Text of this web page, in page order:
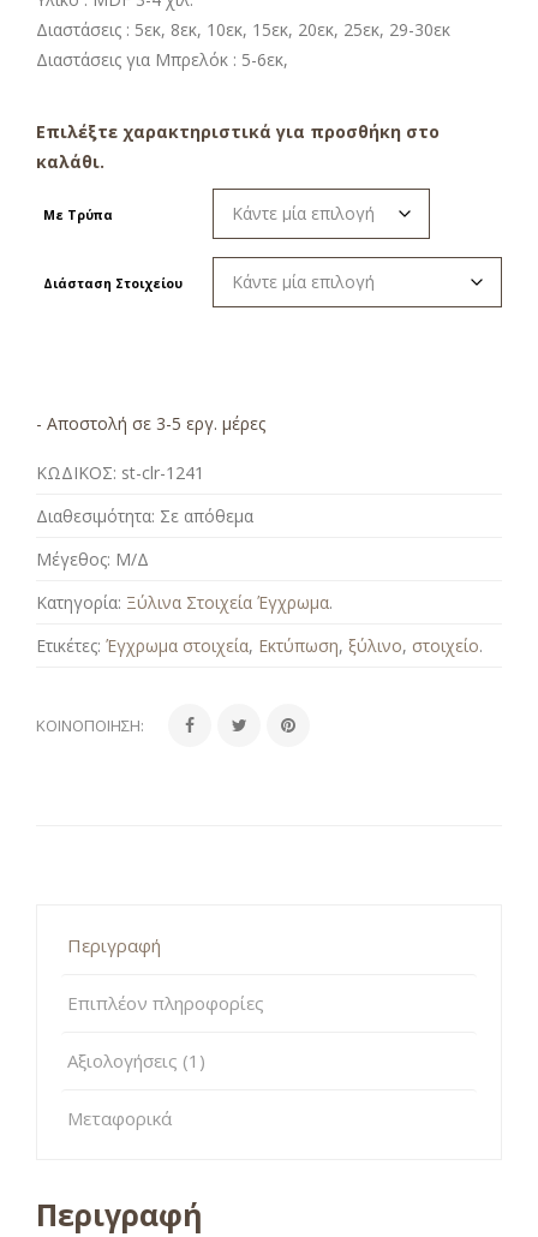
Διαστάσεις : 5εκ, 8εκ, 10εκ, 15εκ, 20εκ, 25εκ, 29-30εκ
Διαστάσεις για Μπρελόκ : 5-6εκ,
Επιλέξτε χαρακτηριστικά για προσθήκη στο
καλάθι.
Με Τρύπα
Διάσταση Στοιχείου
- Αποστολή σε 3-5 εργ. μέρες
ΚΩΔΙΚΟΣ: st-clr-1241
Διαθεσιμότητα: Σε απόθεμα
Μέγεθος: Μ/Δ
Κατηγορία: Ξύλινα Στοιχεία Έγχρωμα.
Ετικέτες: Έγχρωμα στοιχεία, Εκτύπωση, ξύλινο, στοιχείο.
ΚΟΙΝΟΠΟΊΗΣΗ:
Περιγραφή
Επιπλέον πληροφορίες
Αξιολογήσεις (1)
Μεταφορικά
Περιγραφή